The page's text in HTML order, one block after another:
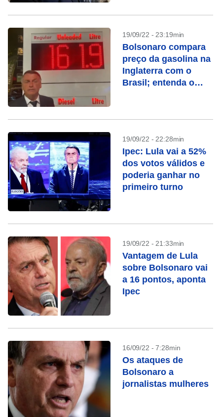
19/09/22 - 23:19min
Bolsonaro compara
preço da gasolina na
Inglaterra com o
Brasil; entenda o
19/09/22 - 22:28min
Ipec: Lula vai a 52%
dos votos válidos e
poderia ganhar no
primeiro turno
19/09/22 - 21:33min
Vantagem de Lula
sobre Bolsonaro vai
a 16 pontos, aponta
Ipec
16/09/22 - 7:28min
Os ataques de
Bolsonaro a
jornalistas mulheres